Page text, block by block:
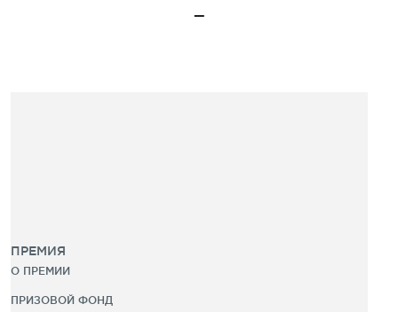
ПРЕМИЯ
О ПРЕМИИ
ПРИЗОВОЙ ФОНД